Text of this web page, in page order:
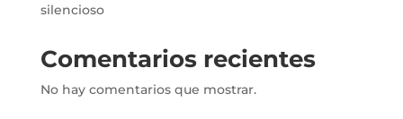
silencioso
Comentarios recientes
No hay comentarios que mostrar.